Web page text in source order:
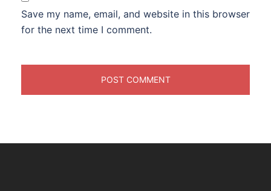
Save my name, email, and website in this browser
for the next time I comment.